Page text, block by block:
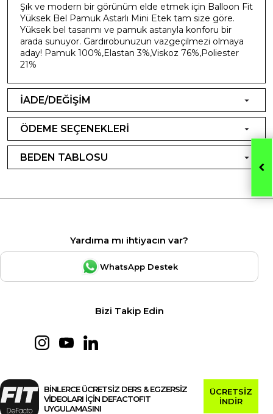
Şık ve modern bir görünüm elde etmek için Balloon Fit
Yüksek Bel Pamuk Astarlı Mini Etek tam size göre.
Yüksek bel tasarımı ve pamuk astarıyla konforu bir
arada sunuyor. Gardırobunuzun vazgeçilmezi olmaya
aday! Pamuk 100%,Elastan 3%,Viskoz 76%,Poliester
21%
İADE/DEĞİŞİM
ÖDEME SEÇENEKLERİ
BEDEN TABLOSU
Yardıma mı ihtiyacın var?
WhatsApp Destek
Bizi Takip Edin
BİNLERCE ÜCRETSİZ DERS & EGZERSİZ
VİDEOLARI İÇİN DEFACTOFIT
UYGULAMASINI
ÜCRETSİZ
İNDİR